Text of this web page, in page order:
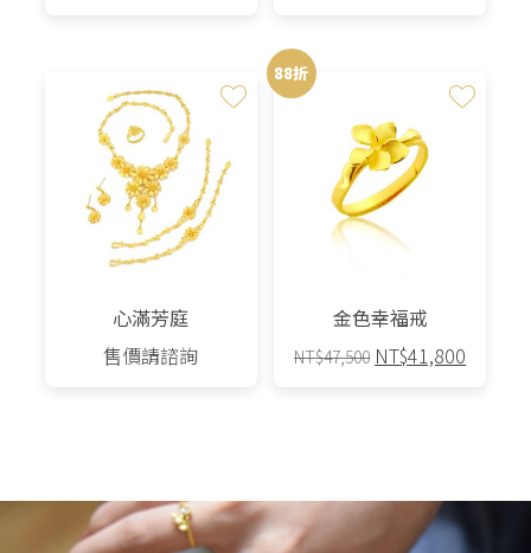
心滿芳庭
售價請諮詢
88折
金色幸福戒
NT$47,500 原
NT$41,800